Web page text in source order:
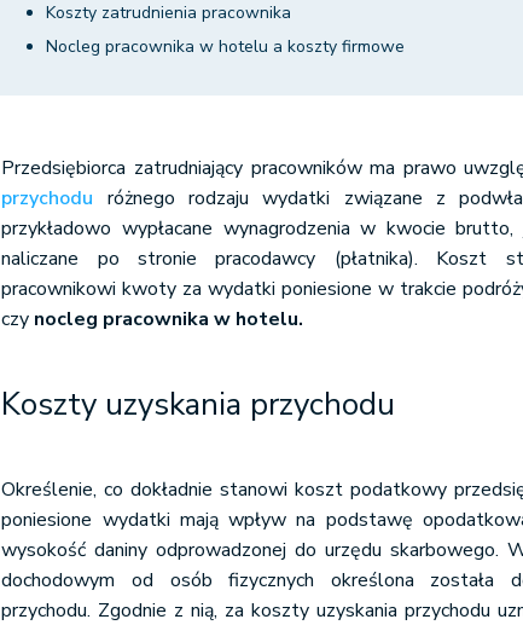
Koszty zatrudnienia pracownika
Nocleg pracownika w hotelu a koszty firmowe
Przedsiębiorca zatrudniający pracowników ma prawo
przychodu różnego rodzaju wydatki związane z
przykładowo wypłacane wynagrodzenia w kwocie
naliczane po stronie pracodawcy (płatnika). Koszt
pracownikowi kwoty za wydatki poniesione w trakcie
czy nocleg pracownika w hotelu.
Koszty uzyskania przychodu
Określenie, co dokładnie stanowi koszt podatkowy
poniesione wydatki mają wpływ na podstawę
wysokość daniny odprowadzonej do urzędu
dochodowym od osób fizycznych określona została
przychodu. Zgodnie z nią, za koszty uzyskania przychodu